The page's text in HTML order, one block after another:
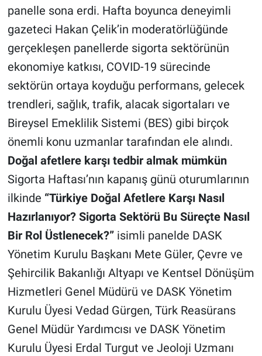
panelle sona erdi. Hafta boyunca deneyimli
gazeteci Hakan Çelik’in moderatörlüğünde
gerçekleşen panellerde sigorta sektörünün
ekonomiye katkısı, COVID-19 sürecinde
sektörün ortaya koyduğu performans, gelecek
trendleri, sağlık, trafik, alacak sigortaları ve
Bireysel Emeklilik Sistemi (BES) gibi birçok
önemli konu uzmanlar tarafından ele alındı.
Doğal afetlere karşı tedbir almak mümkün
Sigorta Haftası’nın kapanış günü oturumlarının
ilkinde “Türkiye Doğal Afetlere Karşı Nasıl
Hazırlanıyor? Sigorta Sektörü Bu Süreçte Nasıl
Bir Rol Üstlenecek?”isimli panelde DASK
Yönetim Kurulu Başkanı Mete Güler, Çevre ve
Şehircilik Bakanlığı Altyapı ve Kentsel Dönüşüm
Hizmetleri Genel Müdürü ve DASK Yönetim
Kurulu Üyesi Vedad Gürgen, Türk Reasürans
Genel Müdür Yardımcısı ve DASK Yönetim
Kurulu Üyesi Erdal Turgut ve Jeoloji Uzmanı